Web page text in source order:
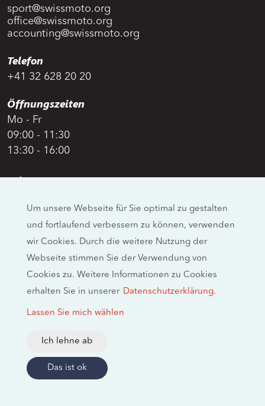
sport@swissmoto.org
office@swissmoto.org
accounting@swissmoto.org
Telefon
+41 32 628 20 20
Öffnungszeiten
Mo - Fr
09:00 - 11:30
13:30 - 16:00
Adresse
Allmendstrasse 26
CH-4658 Däniken
Social Media
Made by Trendmarke
Um unsere Webseite für Sie optimal zu gestalten
und fortlaufend verbessern zu können, verwenden
wir Cookies. Durch die weitere Nutzung der
Webseite stimmen Sie der Verwendung von
Cookies zu. Weitere Informationen zu Cookies
erhalten Sie in unserer Datenschutzerklärung.
Lassen Sie mich wählen
Ich lehne ab
Das ist ok